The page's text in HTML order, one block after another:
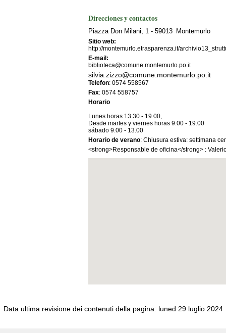
Direcciones y contactos
Piazza Don Milani, 1- 59013 Montemurlo
Sitio web:
http://montemurlo.etrasparenza.it/
E-mail:
biblioteca@comune.montemurlo.po.it
silvia.zizzo@comune.montemurlo.po.it
Telefon: 0574 558567
Fax: 0574 558757
Horario
Lunes horas 13.30 - 19.00,
Desde martes y viernes horas 9.00 - 19.00
sábado 9.00 - 13.00
Horario de verano: Chiusura estiva: settimana
<strong>Responsable de oficina</strong> :
Data ultima revisione dei contenuti della pagina: luned 29 luglio 2024